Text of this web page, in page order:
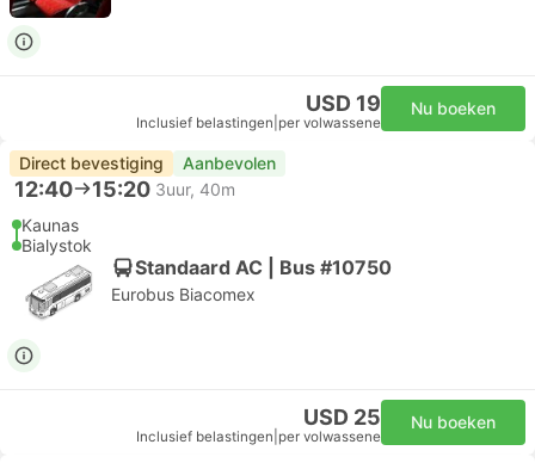
USD 19
Inclusief belastingen per volwassene
Nu boeken
Direct bevestiging Aanbevolen
12:40 15:20 3uur, 40m
Kaunas
Bialystok
Standaard AC | Bus #10750
Eurobus Biacomex
USD 25
Inclusief belastingen per volwassene
Nu boeken